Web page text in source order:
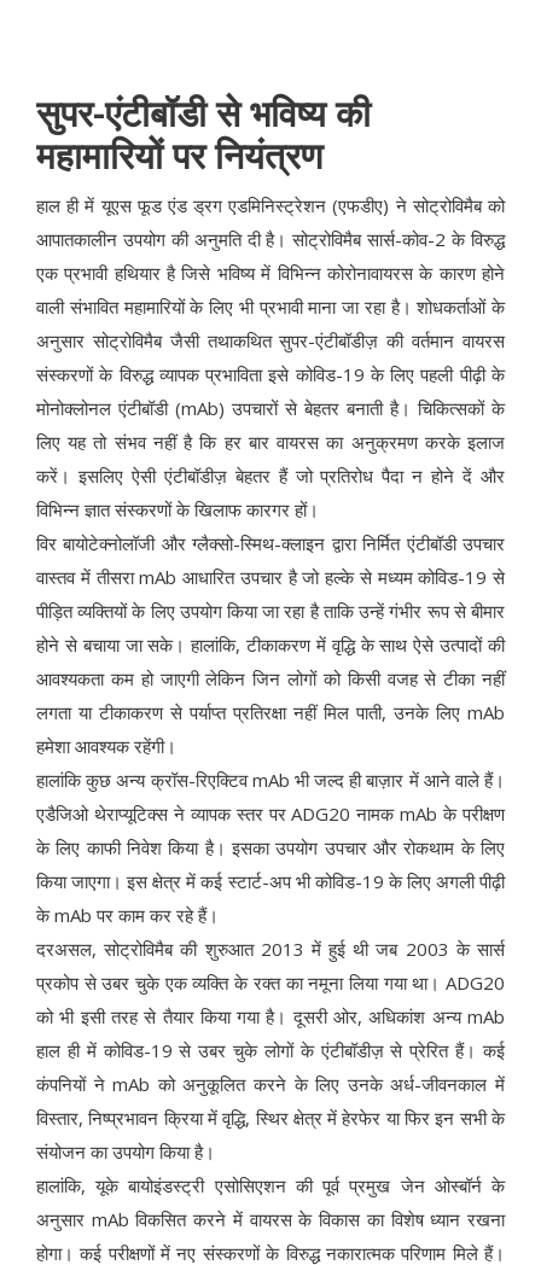
सुपर-एंटीबॉडी से भविष्य की
महामारियों पर नियंत्रण
हाल ही में यूएस फूड एंड ड्रग एडमिनिस्ट्रेशन (एफडीए) ने सोट्रोविमैब को
आपातकालीन उपयोग की अनुमति दी है। सोट्रोविमैब सार्स-कोव-2 के विरुद्ध
एक प्रभावी हथियार है जिसे भविष्य में विभिन्न कोरोनावायरस के कारण होने
वाली संभावित महामारियों के लिए भी प्रभावी माना जा रहा है। शोधकर्ताओं के
अनुसार सोट्रोविमैब जैसी तथाकथित सुपर-एंटीबॉडीज़ की वर्तमान वायरस
संस्करणों के विरुद्ध व्यापक प्रभाविता इसे कोविड-19 के लिए पहली पीढ़ी के
मोनोक्लोनल एंटीबॉडी (mAb) उपचारों से बेहतर बनाती है। चिकित्सकों के
लिए यह तो संभव नहीं है कि हर बार वायरस का अनुक्रमण करके इलाज
करें। इसलिए ऐसी एंटीबॉडीज़ बेहतर हैं जो प्रतिरोध पैदा न होने दें और
विभिन्न ज्ञात संस्करणों के खिलाफ कारगर हों।
विर बायोटेक्नोलॉजी और ग्लैक्सो-स्मिथ-क्लाइन द्वारा निर्मित एंटीबॉडी उपचार
वास्तव में तीसरा mAb आधारित उपचार है जो हल्के से मध्यम कोविड-19 से
पीड़ित व्यक्तियों के लिए उपयोग किया जा रहा है ताकि उन्हें गंभीर रूप से बीमार
होने से बचाया जा सके। हालांकि, टीकाकरण में वृद्धि के साथ ऐसे उत्पादों की
आवश्यकता कम हो जाएगी लेकिन जिन लोगों को किसी वजह से टीका नहीं
लगता या टीकाकरण से पर्याप्त प्रतिरक्षा नहीं मिल पाती, उनके लिए mAb
हमेशा आवश्यक रहेंगी।
हालांकि कुछ अन्य क्रॉस-रिएक्टिव mAb भी जल्द ही बाज़ार में आने वाले हैं।
एडैजिओ थेराप्यूटिक्स ने व्यापक स्तर पर ADG20 नामक mAb के परीक्षण
के लिए काफी निवेश किया है। इसका उपयोग उपचार और रोकथाम के लिए
किया जाएगा। इस क्षेत्र में कई स्टार्ट-अप भी कोविड-19 के लिए अगली पीढ़ी
के mAb पर काम कर रहे हैं।
दरअसल, सोट्रोविमैब की शुरुआत 2013 में हुई थी जब 2003 के सार्स
प्रकोप से उबर चुके एक व्यक्ति के रक्त का नमूना लिया गया था। ADG20
को भी इसी तरह से तैयार किया गया है। दूसरी ओर, अधिकांश अन्य mAb
हाल ही में कोविड-19 से उबर चुके लोगों के एंटीबॉडीज़ से प्रेरित हैं। कई
कंपनियों ने mAb को अनुकूलित करने के लिए उनके अर्ध-जीवनकाल में
विस्तार, निष्प्रभावन क्रिया में वृद्धि, स्थिर क्षेत्र में हेरफेर या फिर इन सभी के
संयोजन का उपयोग किया है।
हालांकि, यूके बायोइंडस्ट्री एसोसिएशन की पूर्व प्रमुख जेन ओस्बॉर्न के
अनुसार mAb विकसित करने में वायरस के विकास का विशेष ध्यान रखना
होगा। कई परीक्षणों में नए संस्करणों के विरुद्ध नकारात्मक परिणाम मिले हैं।